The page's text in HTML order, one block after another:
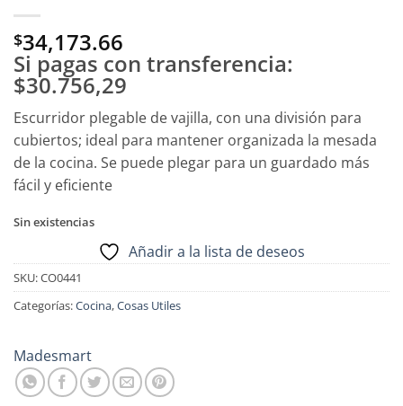
$34,173.66
Si pagas con transferencia:
$30.756,29
Escurridor plegable de vajilla, con una división para
cubiertos; ideal para mantener organizada la mesada
de la cocina. Se puede plegar para un guardado más
fácil y eficiente
Sin existencias
Añadir a la lista de deseos
SKU:CO0441
Categorías:Cocina,Cosas Utiles
Madesmart